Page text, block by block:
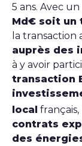
5 ans. Avec un
Md€ soit un
la
auprès des
à y avoir
transaction
local français,
contrats
des